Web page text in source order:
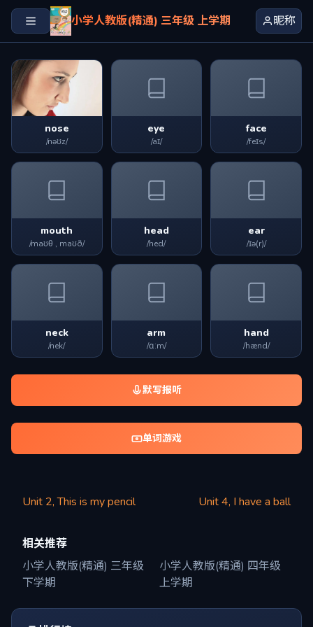
小学人教版(精通) 三年级 上学期 昵称
nose
/nəʊz/
eye
/aɪ/
face
/feɪs/
mouth
/maʊθ , maʊð/
head
/hed/
ear
/ɪə(r)/
neck
/nek/
arm
/ɑːm/
hand
/hænd/
默写报听
单词游戏
Unit 2, This is my pencil Unit 4, I have a ball
相关推荐
小学人教版(精通) 三年级
下学期
小学人教版(精通) 四年级
上学期